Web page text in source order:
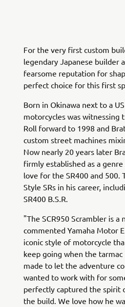
For the very first custom
legendary Japanese builder
fearsome reputation for
perfect choice for this first
Born in Okinawa next to a
motorcycles was witnessing
Roll forward to 1998 and
custom street machines
Now nearly 20 years later
firmly established as a
love for the SR400 and 500.
Style SRs in his career,
SR400 B.S.R.
"The SCR950 Scrambler is
commented Yamaha Motor
iconic style of motorcycle
keep going when the
made to let the adventure
wanted to work with for
perfectly captured the spirit
the build. We love how he